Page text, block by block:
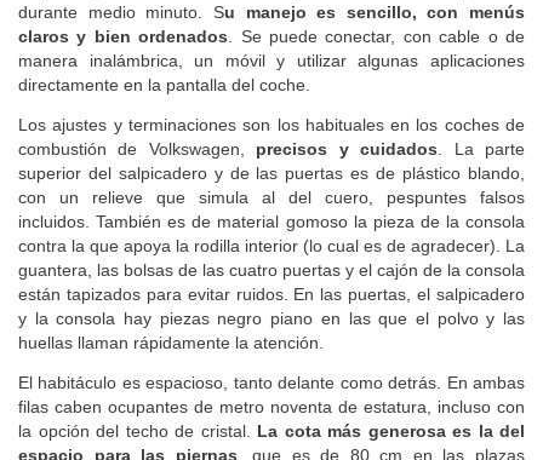
durante medio minuto. Su manejo es sencillo, con menús
claros y bien ordenados. Se puede conectar, con cable o de
manera inalámbrica, un móvil y utilizar algunas aplicaciones
directamente en la pantalla del coche.
Los ajustes y terminaciones son los habituales en los coches de
combustión de Volkswagen, precisos y cuidados. La parte
superior del salpicadero y de las puertas es de plástico blando,
con un relieve que simula al del cuero, pespuntes falsos
incluidos. También es de material gomoso la pieza de la consola
contra la que apoya la rodilla interior (lo cual es de agradecer). La
guantera, las bolsas de las cuatro puertas y el cajón de la consola
están tapizados para evitar ruidos. En las puertas, el salpicadero
y la consola hay piezas negro piano en las que el polvo y las
huellas llaman rápidamente la atención.
El habitáculo es espacioso, tanto delante como detrás. En ambas
filas caben ocupantes de metro noventa de estatura, incluso con
la opción del techo de cristal. La cota más generosa es la del
espacio para las piernas , que es de 80 cm en las plazas